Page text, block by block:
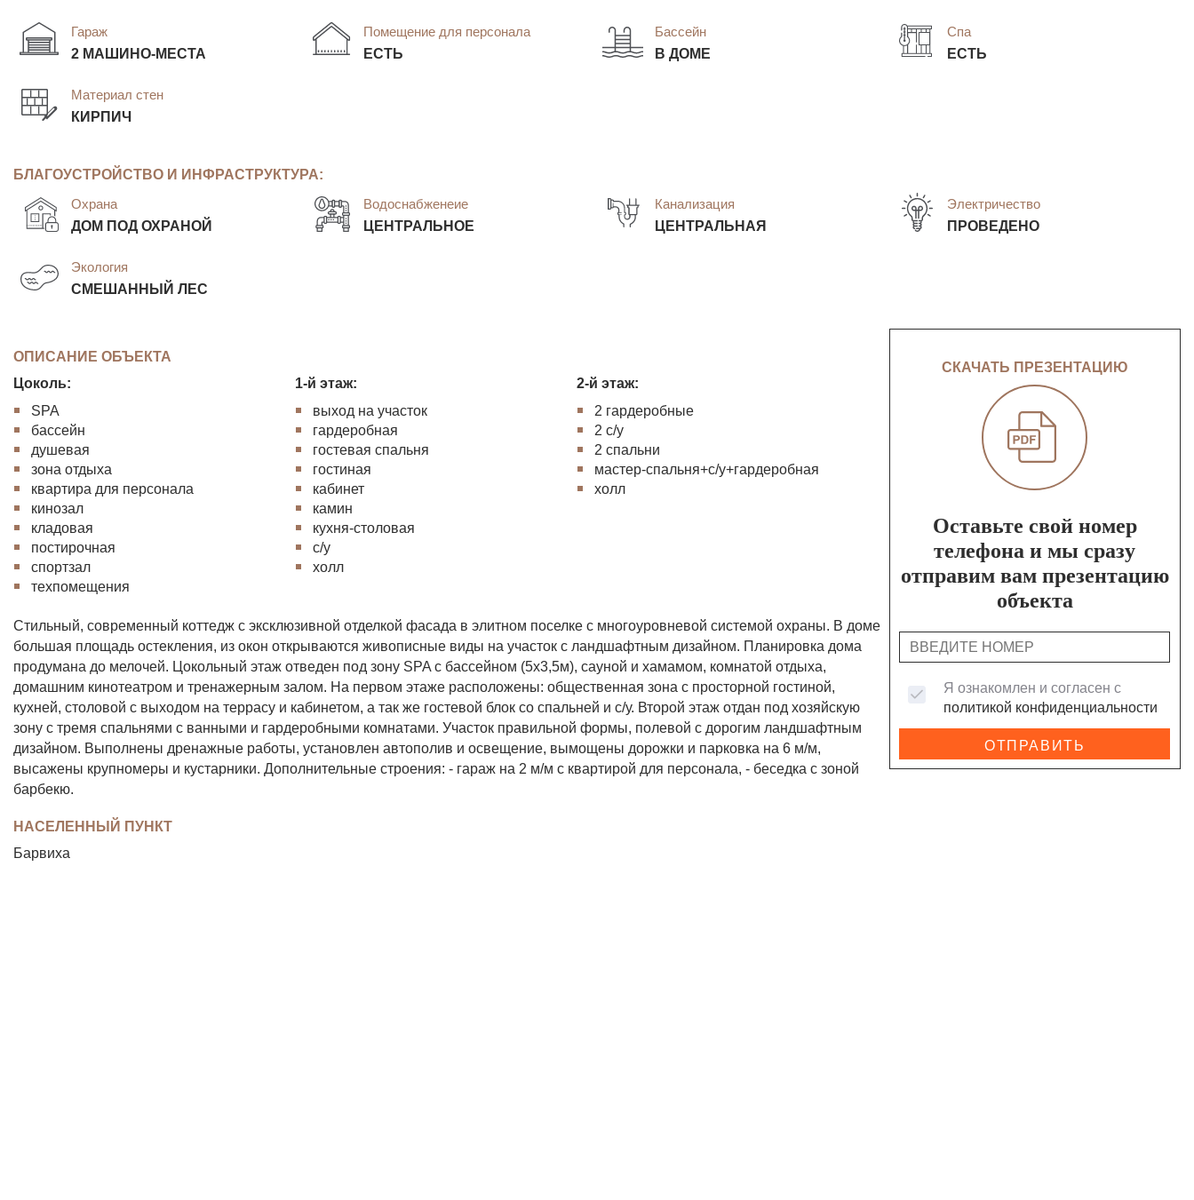
Гараж
2 МАШИНО-МЕСТА
Помещение для персонала
ЕСТЬ
Бассейн
В ДОМЕ
Спа
ЕСТЬ
Материал стен
КИРПИЧ
БЛАГОУСТРОЙСТВО И ИНФРАСТРУКТУРА:
Охрана
ДОМ ПОД ОХРАНОЙ
Водоснабженеие
ЦЕНТРАЛЬНОЕ
Канализация
ЦЕНТРАЛЬНАЯ
Электричество
ПРОВЕДЕНО
Экология
СМЕШАННЫЙ ЛЕС
ОПИСАНИЕ ОБЪЕКТА
Цоколь:
SPA
бассейн
душевая
зона отдыха
квартира для персонала
кинозал
кладовая
постирочная
спортзал
техпомещения
1-й этаж:
выход на участок
гардеробная
гостевая спальня
гостиная
кабинет
камин
кухня-столовая
с/у
холл
2-й этаж:
2 гардеробные
2 с/у
2 спальни
мастер-спальня+с/у+гардеробная
холл
Стильный, современный коттедж с эксклюзивной отделкой фасада в элитном поселке с многоуровневой системой охраны. В доме
большая площадь остекления, из окон открываются живописные виды на участок с ландшафтным дизайном. Планировка дома
продумана до мелочей. Цокольный этаж отведен под зону SPA с бассейном (5х3,5м), сауной и хамамом, комнатой отдыха,
домашним кинотеатром и тренажерным залом. На первом этаже расположены: общественная зона с просторной гостиной,
кухней, столовой с выходом на террасу и кабинетом, а так же гостевой блок со спальней и с/у. Второй этаж отдан под хозяйскую
зону с тремя спальнями с ванными и гардеробными комнатами. Участок правильной формы, полевой с дорогим ландшафтным
дизайном. Выполнены дренажные работы, установлен автополив и освещение, вымощены дорожки и парковка на 6 м/м,
высажены крупномеры и кустарники. Дополнительные строения: - гараж на 2 м/м с квартирой для персонала, - беседка с зоной
барбекю.
НАСЕЛЕННЫЙ ПУНКТ
Барвиха
СКАЧАТЬ ПРЕЗЕНТАЦИЮ
Оставьте свой номер
телефона и мы сразу
отправим вам презентацию
объекта
Я ознакомлен и согласен с
политикой конфиденциальности
ОТПРАВИТЬ